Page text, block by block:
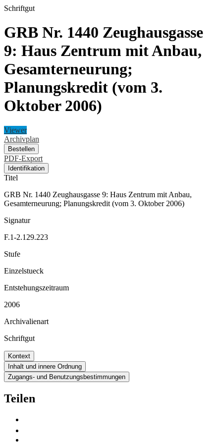
Schriftgut
GRB Nr. 1440 Zeughausgasse
9: Haus Zentrum mit Anbau,
Gesamterneurung;
Planungskredit (vom 3.
Oktober 2006)
Viewer
Archivplan
Bestellen
PDF-Export
Identifikation
Titel
GRB Nr. 1440 Zeughausgasse 9: Haus Zentrum mit Anbau,
Gesamterneurung; Planungskredit (vom 3. Oktober 2006)
Signatur
F.1-2.129.223
Stufe
Einzelstueck
Entstehungszeitraum
2006
Archivalienart
Schriftgut
Kontext
Inhalt und innere Ordnung
Zugangs- und Benutzungsbestimmungen
Teilen